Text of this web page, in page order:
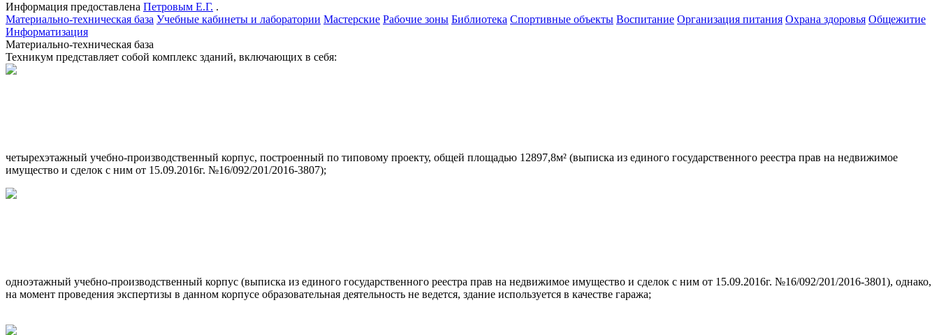
Информация предоставлена Петровым Е.Г. .
Материально-техническая база Учебные кабинеты и лаборатории Мастерские Рабочие зоны Библиотека Спортивные объекты Воспитание Организация питания Охрана здоровья Общежитие
Информатизация
Материально-техническая база
Техникум представляет собой комплекс зданий, включающих в себя:
четырехэтажный учебно-производственный корпус, построенный по типовому проекту, общей площадью 12897,8м² (выписка из единого государственного реестра прав на недвижимое
имущество и сделок с ним от 15.09.2016г. №16/092/201/2016-3807);
одноэтажный учебно-производственный корпус (выписка из единого государственного реестра прав на недвижимое имущество и сделок с ним от 15.09.2016г. №16/092/201/2016-3801), однако,
на момент проведения экспертизы в данном корпусе образовательная деятельность не ведется, здание используется в качестве гаража;